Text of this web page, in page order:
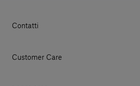
Contatti
© 2026 Salvatori
Customer Care